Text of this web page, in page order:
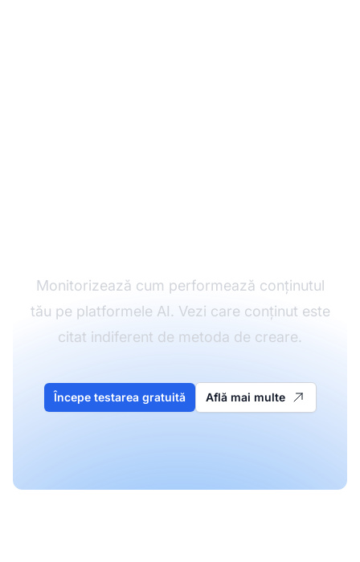
Monitorizează cum performează conținutul
tău pe platformele AI. Vezi care conținut este
citat indiferent de metoda de creare.
Începe testarea gratuită Află mai multe